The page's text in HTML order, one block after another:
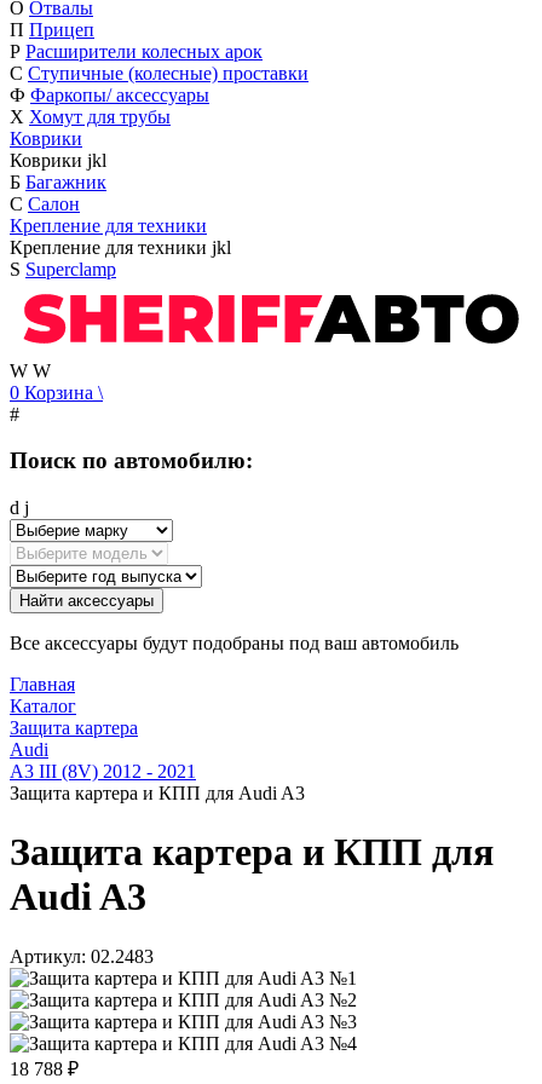
О Отвалы
П Прицеп
Р Расширители колесных арок
С Ступичные (колесные) проставки
Ф Фаркопы/ аксессуары
Х Хомут для трубы
Коврики
Коврики jkl
Б Багажник
С Салон
Крепление для техники
Крепление для техники jkl
S Superclamp
W W
0 Корзина \
#
Поиск по автомобилю:
d j
Найти аксессуары
Все аксессуары будут подобраны под ваш автомобиль
Главная
Каталог
Защита картера
Audi
A3 III (8V) 2012 - 2021
Защита картера и КПП для Audi A3
Защита картера и КПП для
Audi A3
Артикул: 02.2483
18 788 ₽